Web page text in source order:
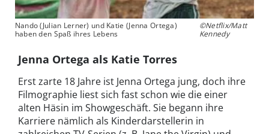
Nando (Julian Lerner) und Katie (Jenna Ortega)
haben den Spaß ihres Lebens
©Netflix/Matt
Kennedy
Jenna Ortega als Katie Torres
Erst zarte 18 Jahre ist Jenna Ortega jung, doch ihre
Filmographie liest sich fast schon wie die einer
alten Häsin im Showgeschäft. Sie begann ihre
Karriere nämlich als Kinderdarstellerin in